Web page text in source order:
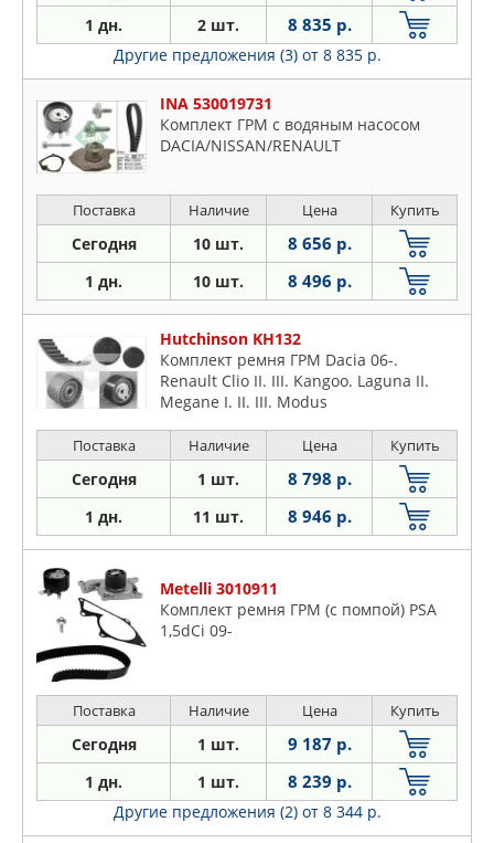
1 дн. 2 шт. 8 835 р.
Другие предложения (3) от 8 835 р.
INA 530019731
Комплект ГРМ с водяным насосом
DACIA/NISSAN/RENAULT
Поставка Наличие Цена Купить
Сегодня 10 шт. 8 656 р.
1 дн. 10 шт. 8 496 р.
Hutchinson KH132
Комплект ремня ГРМ Dacia 06-.
Renault Clio II. III. Kangoo. Laguna II.
Megane I. II. III. Modus
Поставка Наличие Цена Купить
Сегодня 1 шт. 8 798 р.
1 дн. 11 шт. 8 946 р.
Metelli 3010911
Комплект ремня ГРМ (с помпой) PSA
1,5dCi 09-
Поставка Наличие Цена Купить
Сегодня 1 шт. 9 187 р.
1 дн. 1 шт. 8 239 р.
Другие предложения (2) от 8 344 р.